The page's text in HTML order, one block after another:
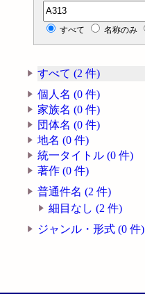
分類記号検索
すべて 名称のみ
すべて (2 件)
個人名 (0 件)
家族名 (0 件)
団体名 (0 件)
地名 (0 件)
統一タイトル (0 件)
著作 (0 件)
普通件名 (2 件)
細目なし (2 件)
ジャンル・形式 (0 件)